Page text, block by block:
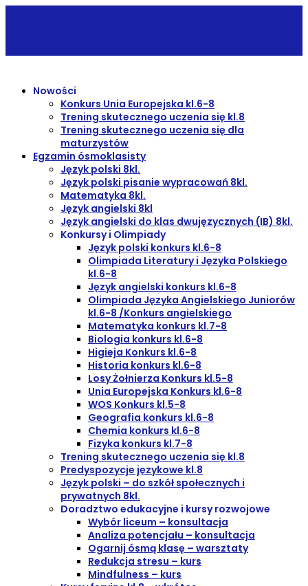
Nowości
Konkurs Unia Europejska kl.6-8
Trening skutecznego uczenia się kl.8
Trening skutecznego uczenia się dla
maturzystów
Egzamin ósmoklasisty
Język polski 8kl.
Język polski pisanie wypracowań 8kl.
Matematyka 8kl.
Język angielski 8kl
Język angielski do klas dwujęzycznych (IB) 8kl.
Konkursy i Olimpiady
Język polski konkurs kl.6-8
Olimpiada Literatury i Języka Polskiego
kl.6-8
Język angielski konkurs kl.6-8
Olimpiada Języka Angielskiego Juniorów
kl.6-8 /Konkurs angielskiego
Matematyka konkurs kl.7-8
Biologia konkurs kl.6-8
Higieja Konkurs kl.6-8
Historia konkurs kl.6-8
Losy Żołnierza Konkurs kl.5-8
Unia Europejska Konkurs kl.6-8
WOS Konkurs kl.5-8
Geografia konkurs kl.6-8
Chemia konkurs kl.6-8
Fizyka konkurs kl.7-8
Trening skutecznego uczenia się kl.8
Predyspozycje językowe kl.8
Język polski – do szkół społecznych i
prywatnych 8kl.
Doradztwo edukacyjne i kursy rozwojowe
Wybór liceum – konsultacja
Analiza potencjału – konsultacja
Ogarnij ósmą klasę – warsztaty
Redukcja stresu – kurs
Mindfulness – kurs